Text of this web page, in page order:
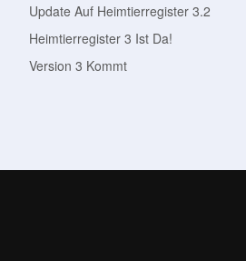
Update Auf Heimtierregister 3.2
Heimtierregister 3 Ist Da!
Version 3 Kommt